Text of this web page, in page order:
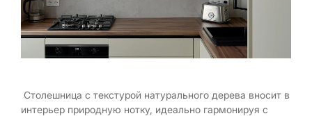
Столешница с текстурой натурального дерева вносит в
интерьер природную нотку, идеально гармонируя с